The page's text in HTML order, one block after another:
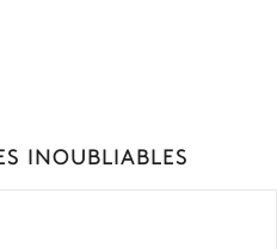
INOUBLIABLES